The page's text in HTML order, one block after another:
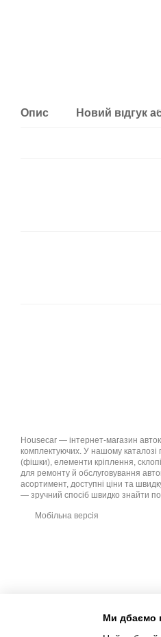
Опис Новий відгук
Housecar — інтернет-магазин
комплектуючих. У нашому каталозі
(фішки), елементи кріплення,
для ремонту й обслуговування
асортимент, доступні ціни та
— зручний спосіб швидко знайти
Мобільна версія
Ми дбаємо